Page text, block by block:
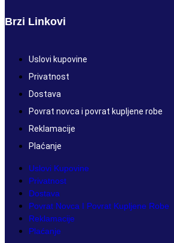
Brzi Linkovi
Uslovi kupovine
Privatnost
Dostava
Povrat novca i povrat kupljene robe
Reklamacije
Plaćanje
Uslovi Kupovine
Privatnost
Dostava
Povrat Novca I Povrat Kupljene Robe
Reklamacije
Plaćanje